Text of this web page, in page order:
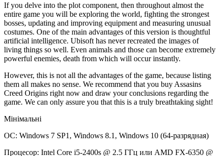
If you delve into the plot component, then throughout almost the
entire game you will be exploring the world, fighting the strongest
bosses, updating and improving equipment and measuring unusual
costumes. One of the main advantages of this version is thoughtful
artificial intelligence. Ubisoft has never recreated the images of
living things so well. Even animals and those can become extremely
powerful enemies, death from which will occur instantly.
However, this is not all the advantages of the game, because listing
them all makes no sense. We recommend that you buy Assasins
Creed Origins right now and draw your conclusions regarding the
game. We can only assure you that this is a truly breathtaking sight!
Мінімальні
ОС: Windows 7 SP1, Windows 8.1, Windows 10 (64-разрядная)
Процесор: Intel Core i5-2400s @ 2.5 ГГц или AMD FX-6350 @